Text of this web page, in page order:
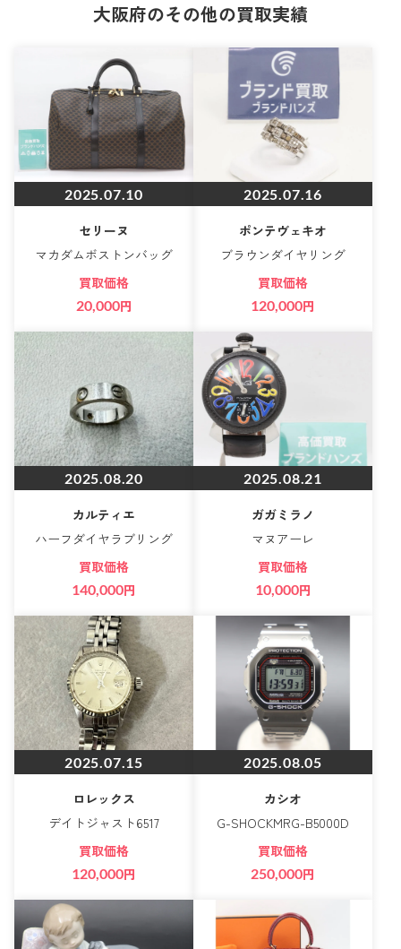
大阪府のその他の買取実績
2025.07.10
セリーヌ
マカダムボストンバッグ
買取価格
20,000円
2025.07.16
ポンテヴェキオ
ブラウンダイヤリング
買取価格
120,000円
2025.08.20
カルティエ
ハーフダイヤラブリング
買取価格
140,000円
2025.08.21
ガガミラノ
マヌアーレ
買取価格
10,000円
2025.07.15
ロレックス
デイトジャスト6517
買取価格
120,000円
2025.08.05
カシオ
G-SHOCKMRG-B5000D
買取価格
250,000円